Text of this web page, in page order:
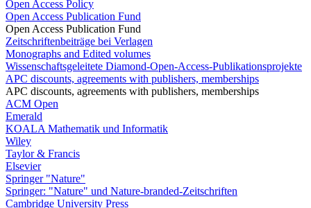
Open Access Policy
Open Access Publication Fund
Open Access Publication Fund
Zeitschriftenbeiträge bei Verlagen
Monographs and Edited volumes
Wissenschaftsgeleitete Diamond-Open-Access-Publikationsprojekte
APC discounts, agreements with publishers, memberships
APC discounts, agreements with publishers, memberships
ACM Open
Emerald
KOALA Mathematik und Informatik
Wiley
Taylor & Francis
Elsevier
Springer "Nature"
Springer: "Nature" und Nature-branded-Zeitschriften
Cambridge University Press